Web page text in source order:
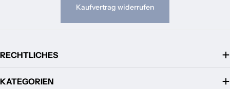
Kaufvertrag widerrufen
RECHTLICHES
KATEGORIEN